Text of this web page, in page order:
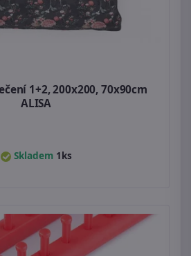
1+2, 200x200, 70x90cm
ALISA
Skladem 1ks